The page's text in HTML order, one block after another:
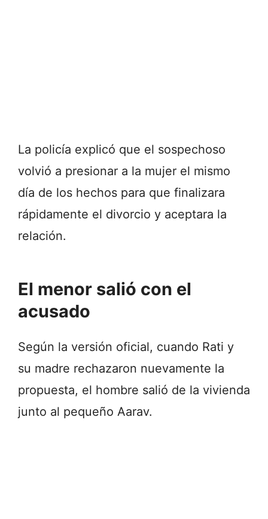
La policía explicó que el sospechoso
volvió a presionar a la mujer el mismo
día de los hechos para que finalizara
rápidamente el divorcio y aceptara la
relación.
El menor salió con el
acusado
Según la versión oficial, cuando Rati y
su madre rechazaron nuevamente la
propuesta, el hombre salió de la vivienda
junto al pequeño Aarav.